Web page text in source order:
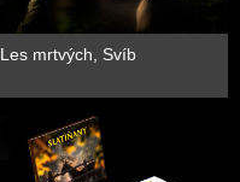
Les mrtvých, Svíb